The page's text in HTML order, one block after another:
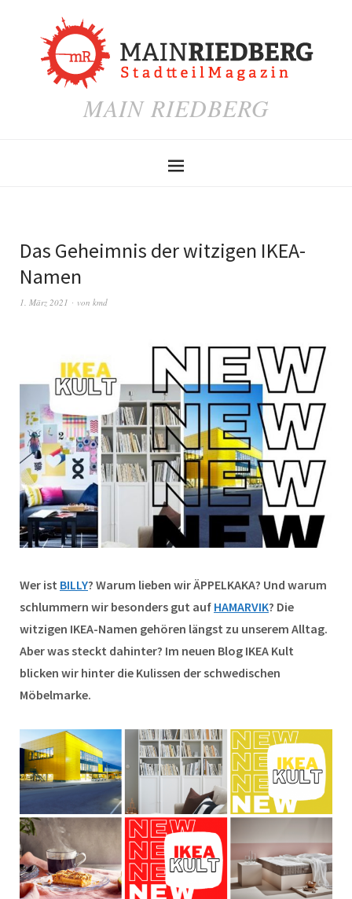
MAIN RIEDBERG
Das Geheimnis der witzigen IKEA-
Namen
1. März 2021 von kmd
Wer ist BILLY? Warum lieben wir ÄPPELKAKA? Und warum
schlummern wir besonders gut auf HAMARVIK? Die
witzigen IKEA-Namen gehören längst zu unserem Alltag.
Aber was steckt dahinter? Im neuen Blog IKEA Kult
blicken wir hinter die Kulissen der schwedischen
Möbelmarke.